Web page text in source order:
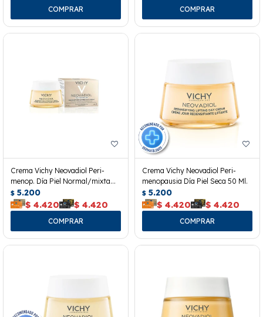
Crema Vichy Neovadiol Peri-
menop. Día Piel Normal/mixta
50ml
$ 5.200
$ 4.420 $ 4.420
Crema Vichy Neovadiol Peri-
menopausia Día Piel Seca 50 Ml.
$ 5.200
$ 4.420 $ 4.420